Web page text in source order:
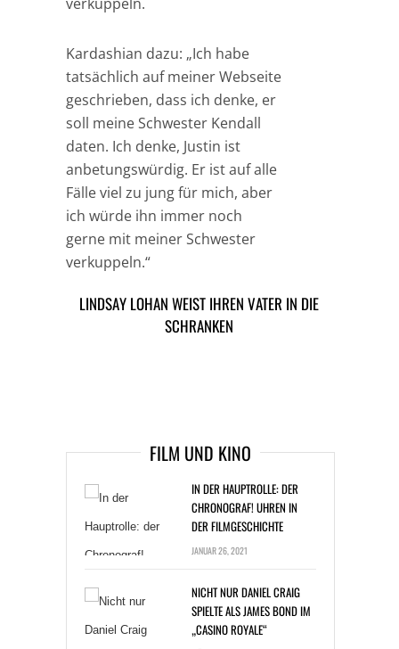
Kardashian dazu: „Ich habe
tatsächlich auf meiner Webseite
geschrieben, dass ich denke, er
soll meine Schwester Kendall
daten. Ich denke, Justin ist
anbetungswürdig. Er ist auf alle
Fälle viel zu jung für mich, aber
ich würde ihn immer noch
gerne mit meiner Schwester
verkuppeln.“
CHERYL COLE HASST FOTOSHOOTINGS
LINDSAY LOHAN WEIST IHREN VATER IN DIE
SCHRANKEN
FILM UND KINO
IN DER HAUPTROLLE: DER
CHRONOGRAF! UHREN IN
DER FILMGESCHICHTE
JANUAR 26, 2021
NICHT NUR DANIEL CRAIG
SPIELTE ALS JAMES BOND IM
„CASINO ROYALE“